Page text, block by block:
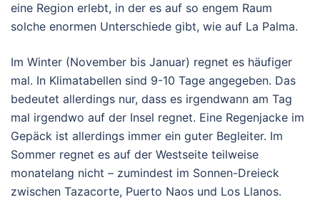
eine Region erlebt, in der es auf so engem Raum
solche enormen Unterschiede gibt, wie auf La Palma.
Im Winter (November bis Januar) regnet es häufiger
mal. In Klimatabellen sind 9-10 Tage angegeben. Das
bedeutet allerdings nur, dass es irgendwann am Tag
mal irgendwo auf der Insel regnet. Eine Regenjacke im
Gepäck ist allerdings immer ein guter Begleiter. Im
Sommer regnet es auf der Westseite teilweise
monatelang nicht – zumindest im Sonnen-Dreieck
zwischen Tazacorte, Puerto Naos und Los Llanos.